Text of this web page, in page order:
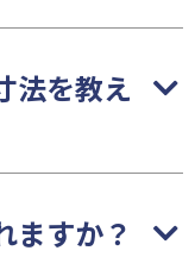
法を教え
ますか？